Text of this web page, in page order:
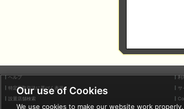
ヘルプ 利
特定商取引法に基づく表示
サ
設置店舗検索
Our use of Cookies
We use cookies to make our website work